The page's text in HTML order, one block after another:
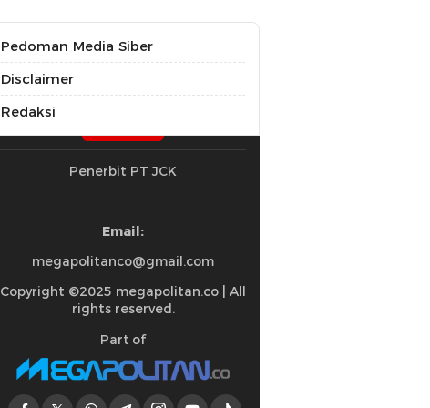
Pedoman Media Siber
Disclaimer
Redaksi
Penerbit PT JCK
Email:
megapolitanco@gmail.com
Copyright ©2025 megapolitan.co | All
rights reserved.
Part of